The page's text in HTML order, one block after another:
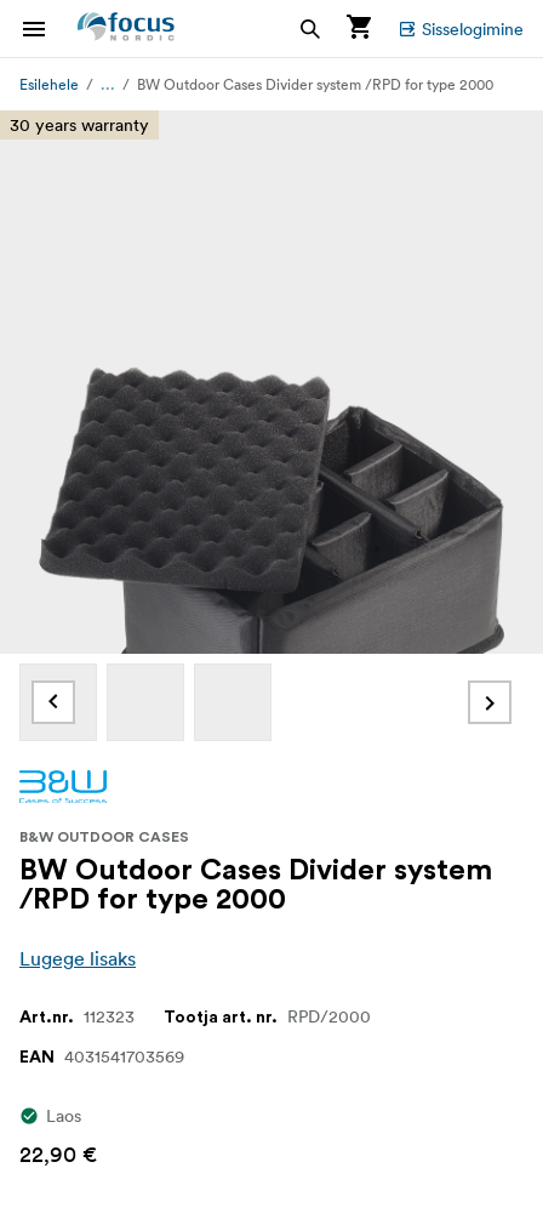
Sisselogimine
Esilehele ... BW Outdoor Cases Divider system /RPD for type 2000
30 years warranty
B&W OUTDOOR CASES
BW Outdoor Cases Divider system
/RPD for type 2000
Lugege lisaks
Art.nr. 112323 Tootja art. nr. RPD/2000
EAN 4031541703569
Laos
22,90 €